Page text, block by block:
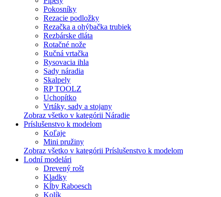
Pokosníky
Rezacie podložky
Rezačka a ohýbačka trubiek
Rezbárske dláta
Rotačné nože
Ručná vrtačka
Rysovacia ihla
Sady náradia
Skalpely
RP TOOLZ
Uchopítko
Vrtáky, sady a stojany
Zobraz všetko v kategórii Náradie
Príslušenstvo k modelom
Koľaje
Mini pružiny
Zobraz všetko v kategórii Príslušenstvo k modelom
Lodní modelári
Drevený rošt
Kladky
Kĺby Raboesch
Kolík